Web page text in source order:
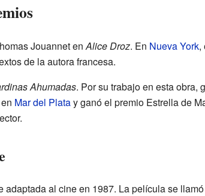
Jouannet enAlice Droz. En Nueva York,
de la autora francesa.
Ahumadas. Por su trabajo en esta obra,
Mar del Platay ganó el premio Estrella de
adaptada al cine en 1987. La película se llamó